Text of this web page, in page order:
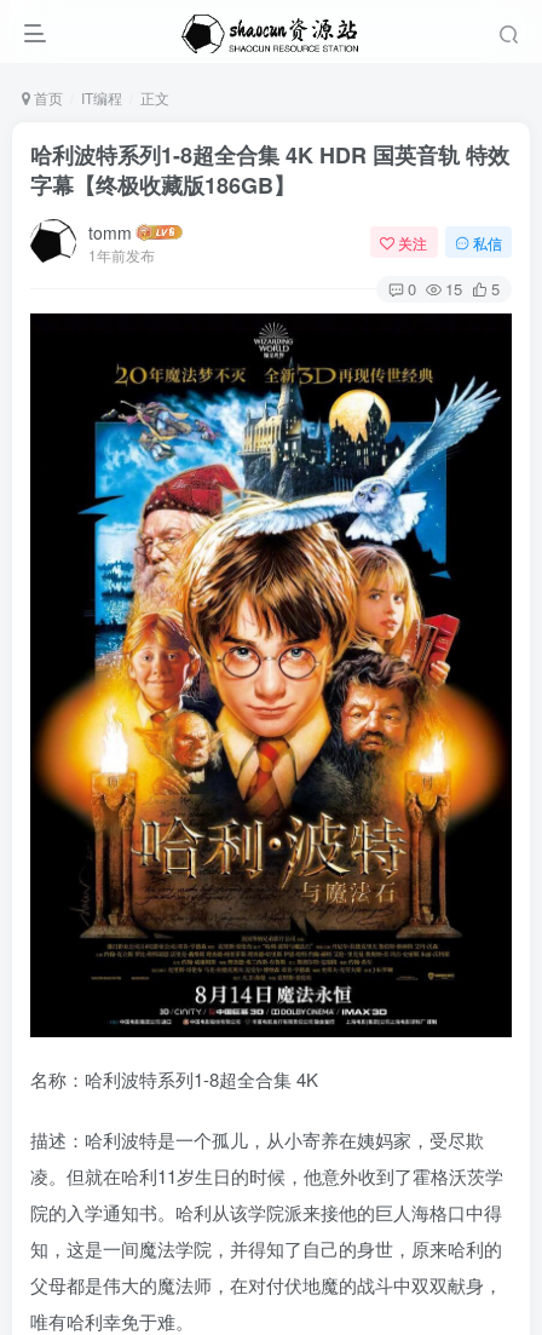
首页 IT编程 正文
哈利波特系列1-8超全合集 4K HDR 国英音轨 特效
字幕【终极收藏版186GB】
tomm
1年前发布
关注 私信
0 15 5
名称：哈利波特系列1-8超全合集 4K
描述：哈利波特是一个孤儿，从小寄养在姨妈家，受尽欺
凌。但就在哈利11岁生日的时候，他意外收到了霍格沃茨学
院的入学通知书。哈利从该学院派来接他的巨人海格口中得
知，这是一间魔法学院，并得知了自己的身世，原来哈利的
父母都是伟大的魔法师，在对付伏地魔的战斗中双双献身，
唯有哈利幸免于难。